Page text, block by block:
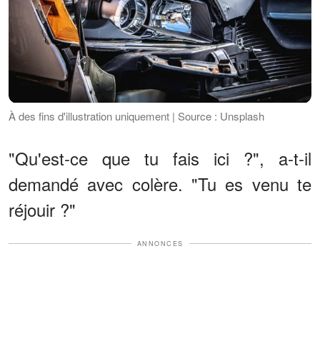
À des fins d'illustration uniquement | Source : Unsplash
"Qu'est-ce que tu fais ici ?", a-t-il
demandé avec colère. "Tu es venu te
réjouir ?"
ANNONCES